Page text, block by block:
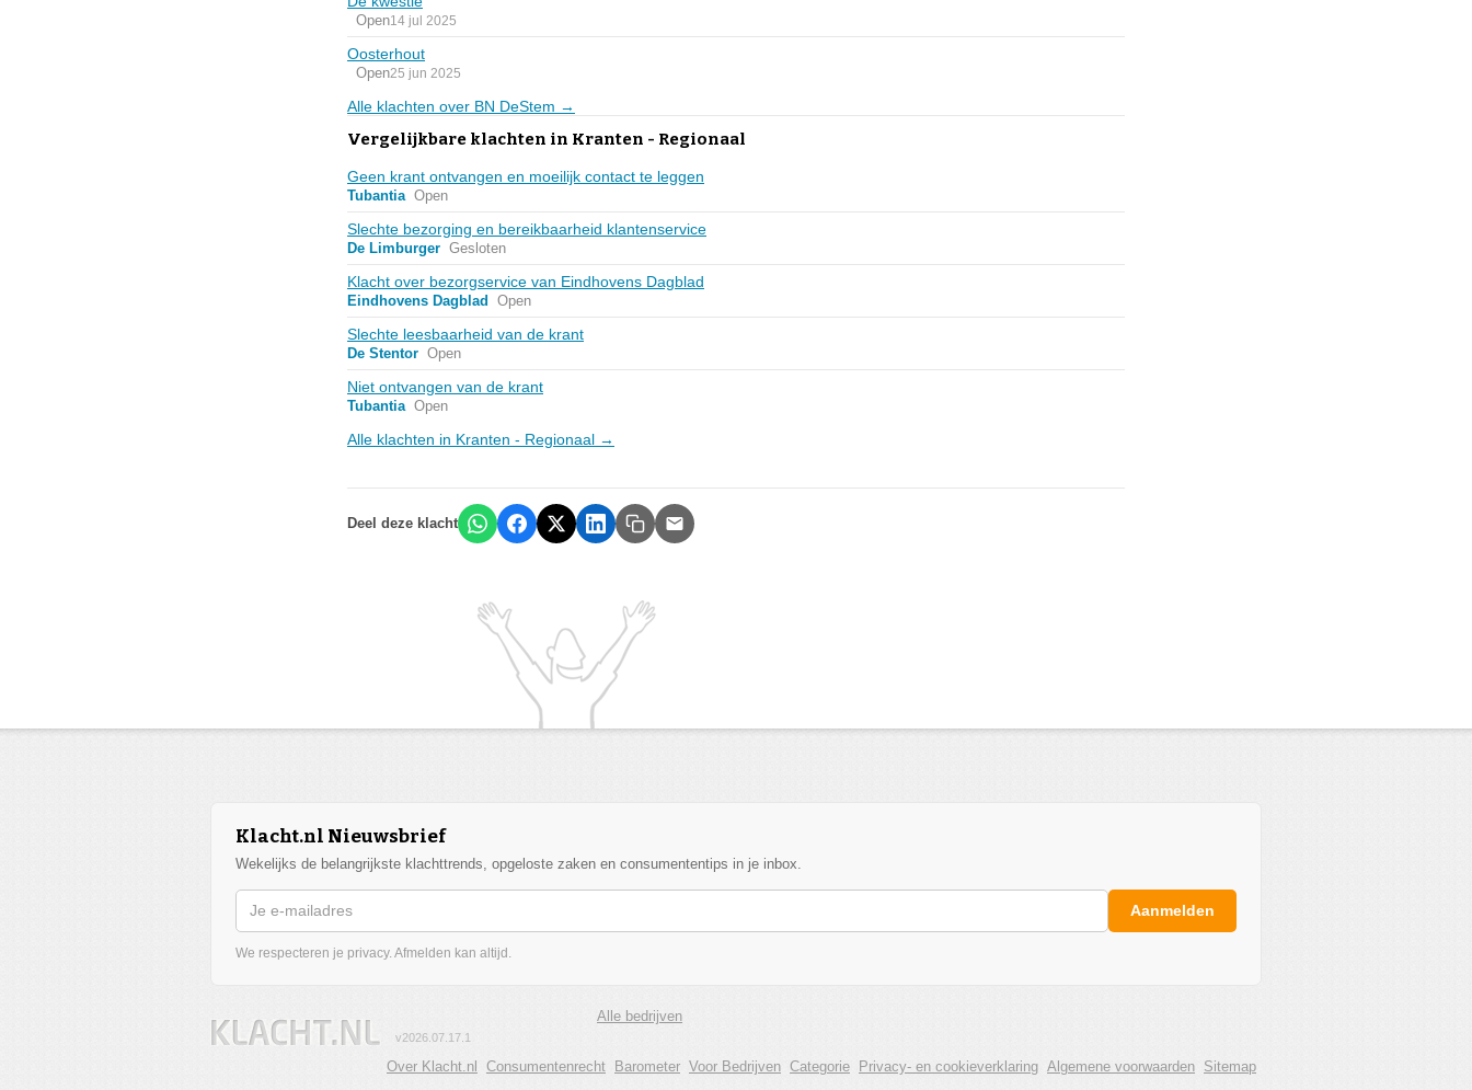
Open14 jul 2025
Oosterhout
Open25 jun 2025
Alle klachten over BN DeStem →
Vergelijkbare klachten in Kranten - Regionaal
Geen krant ontvangen en moeilijk contact te leggen
Tubantia Open
Slechte bezorging en bereikbaarheid klantenservice
De Limburger Gesloten
Klacht over bezorgservice van Eindhovens Dagblad
Eindhovens Dagblad Open
Slechte leesbaarheid van de krant
De Stentor Open
Niet ontvangen van de krant
Tubantia Open
Alle klachten in Kranten - Regionaal →
Deel deze klacht
Klacht.nl Nieuwsbrief
Wekelijks de belangrijkste klachttrends, opgeloste zaken en consumententips in je inbox.
Aanmelden
We respecteren je privacy. Afmelden kan altijd.
Alle bedrijven
v2026.07.17.1
Over Klacht.nl Consumentenrecht Barometer Voor Bedrijven Categorie Privacy- en cookieverklaring Algemene voorwaarden Sitemap